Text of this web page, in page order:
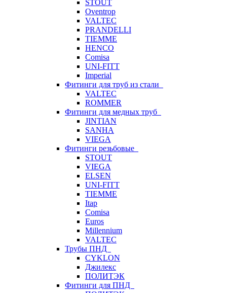
STOUT
Oventrop
VALTEC
PRANDELLI
TIEMME
HENCO
Comisa
UNI-FITT
Imperial
Фитинги для труб из стали
VALTEC
ROMMER
Фитинги для медных труб
JINTIAN
SANHA
VIEGA
Фитинги резьбовые
STOUT
VIEGA
ELSEN
UNI-FITT
TIEMME
Itap
Comisa
Euros
Millennium
VALTEC
Трубы ПНД
CYKLON
Джилекс
ПОЛИТЭК
Фитинги для ПНД